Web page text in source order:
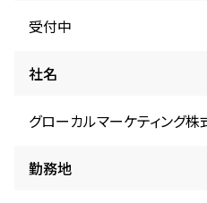
受付中
社名
グローカルマーケティング株
勤務地